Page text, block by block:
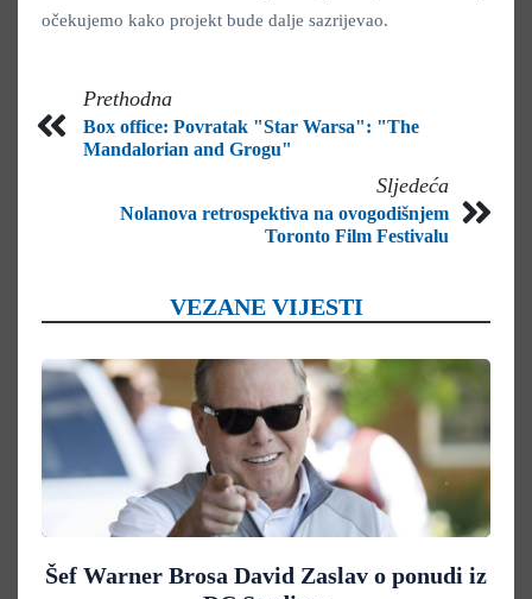
očekujemo kako projekt bude dalje sazrijevao.
Prethodna
Box office: Povratak "Star Warsa": "The
Mandalorian and Grogu"
Sljedeća
Nolanova retrospektiva na ovogodišnjem
Toronto Film Festivalu
VEZANE VIJESTI
Šef Warner Brosa David Zaslav o ponudi iz